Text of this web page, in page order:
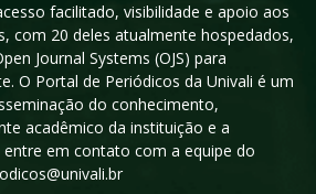
facilitado, visibilidade e apoio aos
com 20 deles atualmente hospedados,
Journal Systems (OJS) para
O Portal de Periódicos da Univali é um
do conhecimento,
acadêmico da instituição e a
em contato com a equipe do